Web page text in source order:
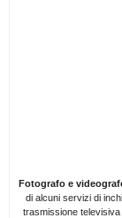
Fotografo e
di alcuni servizi di
trasmissione televisiva